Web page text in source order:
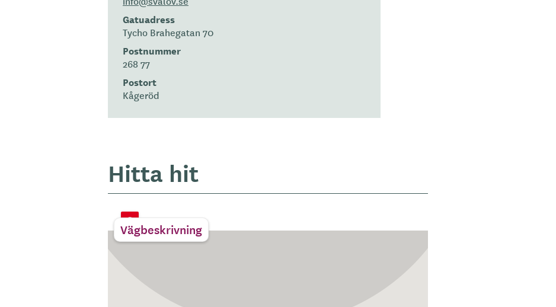
Gatuadress
Tycho Brahegatan 70
Postnummer
268 77
Postort
Kågeröd
Hitta hit
Vägbeskrivning